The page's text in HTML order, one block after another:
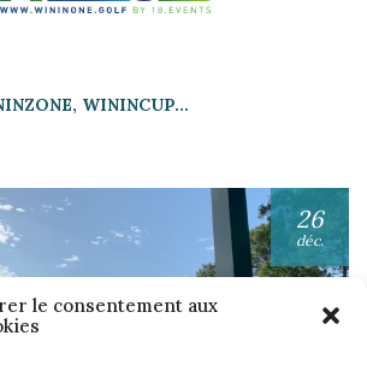
le consentement aux
WININCUP…
26
déc.